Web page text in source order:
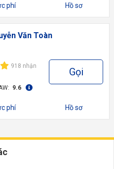
phí Hồ sơ
Văn Toàn
918 nhận
9.6
Gọi
phí Hồ sơ